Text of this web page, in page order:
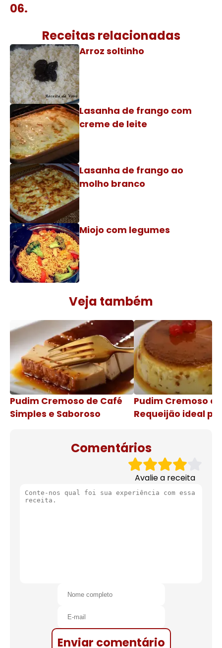
Receitas relacionadas
Arroz soltinho
Lasanha de frango com
creme de leite
Lasanha de frango ao
molho branco
Miojo com legumes
Veja também
Pudim Cremoso de Café
Simples e Saboroso
Pudim Cremoso
Requeijão ideal
Comentários
Avalie a receita
Enviar comentário